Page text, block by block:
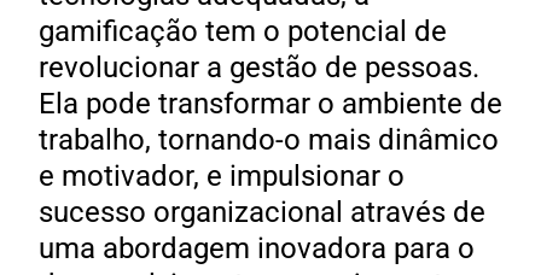
gamificação tem o potencial de
revolucionar a gestão de pessoas.
Ela pode transformar o ambiente de
trabalho, tornando-o mais dinâmico
e motivador, e impulsionar o
sucesso organizacional através de
uma abordagem inovadora para o